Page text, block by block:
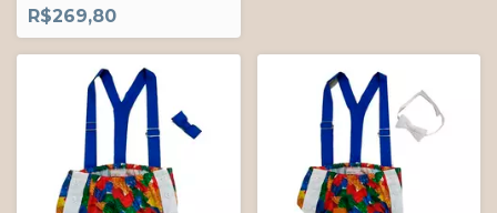
da Criança e Bermuda Azul
Maya Esporte Fino Índigo
Trend
R$269,80